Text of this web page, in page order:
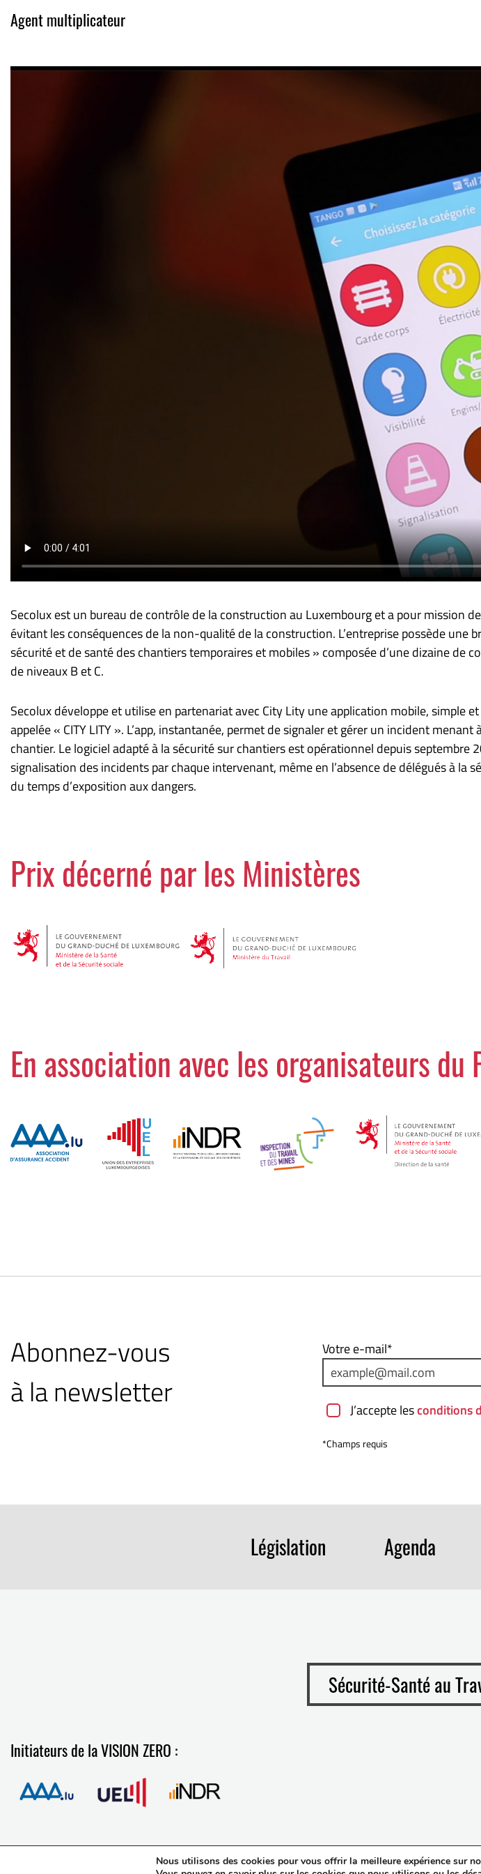
Agent multiplicateur
Secolux est un bureau de contrôle de la construction au Luxembourg et a pour mission
évitant les conséquences de la non-qualité de la construction. L’entreprise possède une
sécurité et de santé des chantiers temporaires et mobiles » composée d’une dizaine de
de niveaux B et C.
Secolux développe et utilise en partenariat avec City Lity une application mobile, simple
appelée « CITY LITY ». L’app, instantanée, permet de signaler et gérer un incident
chantier. Le logiciel adapté à la sécurité sur chantiers est opérationnel depuis septembre
signalisation des incidents par chaque intervenant, même en l’absence de délégués à la
du temps d’exposition aux dangers.
Prix décerné par les Ministères
En association avec les organisateurs du
Abonnez-vous
à la newsletter
Votre e-mail*
J’accepte lesconditions
*Champs requis
Législation Agenda
Sécurité-Santé au
Initiateurs de la VISION ZERO :
Nous utilisons des cookies pour vous offrir la meilleure expérience sur